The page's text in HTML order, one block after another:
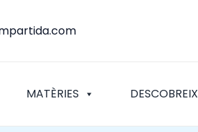
MATÈRIES DESCOBREIX